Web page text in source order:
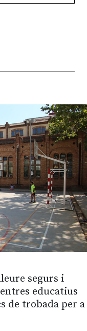
segurs i
educatius
de trobada per a